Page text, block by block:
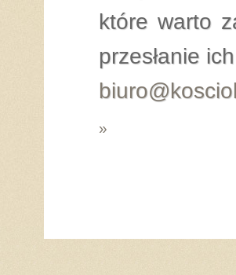
które warto
przesłanie
»